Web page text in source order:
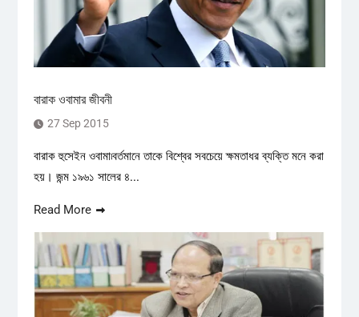
বারাক ওবামার জীবনী
27 Sep 2015
বারাক হুসেইন ওবামা৷বর্তমানে তাকে বিশ্বের সবচেয়ে ক্ষমতাধর ব্যক্তি মনে করা
হয়। জন্ম ১৯৬১ সালের ৪...
Read More